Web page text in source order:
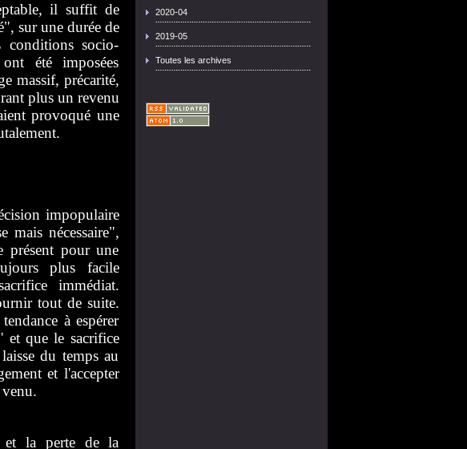
2020-04
2019-05
Toutes les archives
il suffit de
sur une durée de
conditions socio-
été imposées
massif, précarité,
plus un revenu
provoqué une
impopulaire
mais nécessaire",
présent pour une
plus facile
immédiat.
tout de suite.
à espérer
et que le sacrifice
du temps au
et l'accepter
et la perte de la